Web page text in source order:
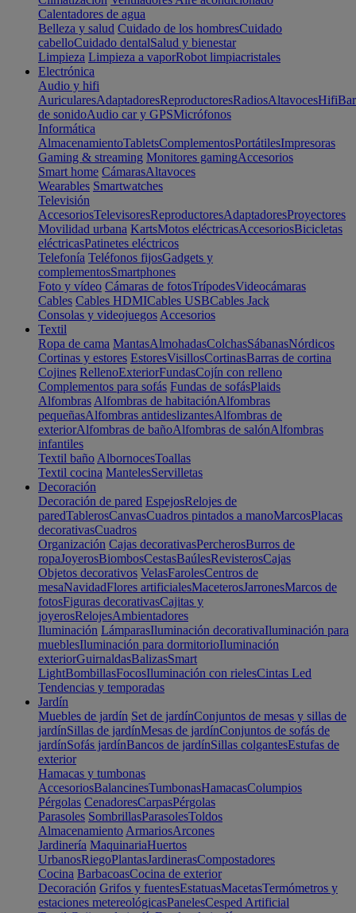
Calentadores de agua
Belleza y salud Cuidado de los hombresCuidado
cabelloCuidado dentalSalud y bienestar
Limpieza Limpieza a vaporRobot limpiacristales
Electrónica
Audio y hifi
AuricularesAdaptadoresReproductoresRadiosAltavocesHifi
de sonidoAudio car y GPSMicrófonos
Informática
AlmacenamientoTabletsComplementosPortátilesImpresoras
Gaming & streaming Monitores gamingAccesorios
Smart home CámarasAltavoces
Wearables Smartwatches
Televisión
AccesoriosTelevisoresReproductoresAdaptadoresProyectores
Movilidad urbana KartsMotos eléctricasAccesoriosBicicletas
eléctricasPatinetes eléctricos
Telefonía Teléfonos fijosGadgets y
complementosSmartphones
Foto y vídeo Cámaras de fotosTrípodesVideocámaras
Cables Cables HDMICables USBCables Jack
Consolas y videojuegos Accesorios
Textil
Ropa de cama MantasAlmohadasColchasSábanasNórdicos
Cortinas y estores EstoresVisillosCortinasBarras de cortina
Cojines RellenoExteriorFundasCojín con relleno
Complementos para sofás Fundas de sofásPlaids
Alfombras Alfombras de habitaciónAlfombras
pequeñasAlfombras antideslizantesAlfombras de
exteriorAlfombras de bañoAlfombras de salónAlfombras
infantiles
Textil baño AlbornocesToallas
Textil cocina MantelesServilletas
Decoración
Decoración de pared EspejosRelojes de
paredTablerosCanvasCuadros pintados a manoMarcosPlacas
decorativasCuadros
Organización Cajas decorativasPercherosBurros de
ropaJoyerosBiombosCestasBaúlesRevisterosCajas
Objetos decorativos VelasFarolesCentros de
mesaNavidadFlores artificialesMaceterosJarronesMarcos de
fotosFiguras decorativasCajitas y
joyerosRelojesAmbientadores
Iluminación LámparasIluminación decorativaIluminación para
mueblesIluminación para dormitorioIluminación
exteriorGuirnaldasBalizasSmart
LightBombillasFocosIluminación con rielesCintas Led
Tendencias y temporadas
Jardín
Muebles de jardín Set de jardínConjuntos de mesas y sillas de
jardínSillas de jardínMesas de jardínConjuntos de sofás de
jardínSofás jardínBancos de jardínSillas colgantesEstufas de
exterior
Hamacas y tumbonas
AccesoriosBalancinesTumbonasHamacasColumpios
Pérgolas CenadoresCarpasPérgolas
Parasoles SombrillasParasolesToldos
Almacenamiento ArmariosArcones
Jardinería MaquinariaHuertos
UrbanosRiegoPlantasJardinerasCompostadores
Cocina BarbacoasCocina de exterior
Decoración Grifos y fuentesEstatuasMacetasTermómetros y
estaciones metereológicasPanelesCesped Artificial